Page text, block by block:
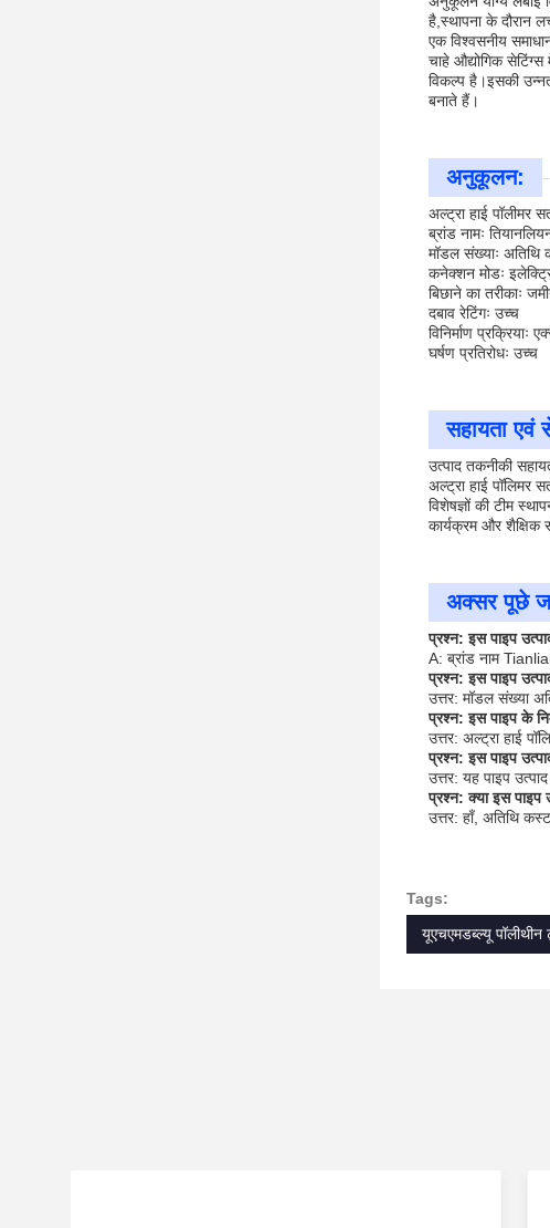
है,स्थापना के दौरान
एक विश्वसनीय
चाहे औद्योगिक
विकल्प है।इसकी
बनाते हैं।
अनुकूलन:
अल्ट्रा हाई पॉलीमर
ब्रांड नामः
मॉडल संख्याः अतिथि
कनेक्शन मोडः
बिछाने का तरीकाः
दबाव रेटिंगः उच्च
विनिर्माण
घर्षण प्रतिरोधः उच्च
सहायता एवं
उत्पाद तकनीकी
अल्ट्रा हाई पॉलिमर
विशेषज्ञों की टीम
कार्यक्रम और शैक्षिक
अक्सर पूछे
प्रश्न: इस पाइप
A: ब्रांड नाम
प्रश्न: इस पाइप
उत्तर: मॉडल संख्या
प्रश्न: इस पाइप के
उत्तर: अल्ट्रा हाई
प्रश्न: इस पाइप
उत्तर: यह पाइप
प्रश्न: क्या इस
उत्तर: हाँ, अतिथि
Tags:
यूएचएमडब्ल्यू पॉलीथीन